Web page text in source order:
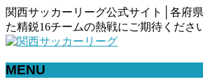
関西サッカーリーグ公式サイト│各府
た精鋭16チームの熱戦にご期待くださ
MENU